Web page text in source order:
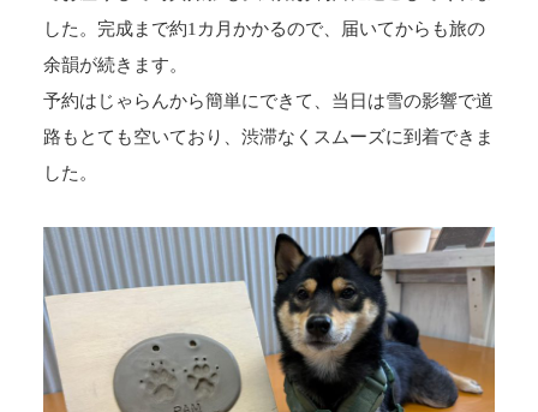
した。完成まで約1カ月かかるので、届いてからも旅の
余韻が続きます。
予約はじゃらんから簡単にできて、当日は雪の影響で道
路もとても空いており、渋滞なくスムーズに到着できま
した。